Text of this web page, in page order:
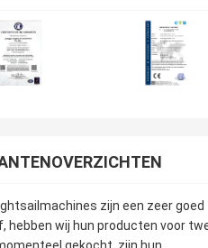
zijn een zeer goed
hebben wij hun producten voor